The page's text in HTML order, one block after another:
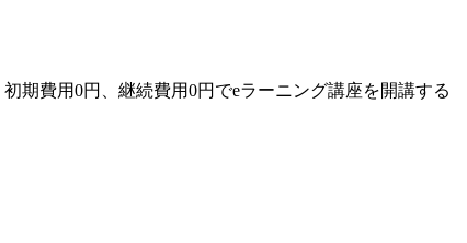
期費用0円、継続費用0円でeラーニング講座を開講する